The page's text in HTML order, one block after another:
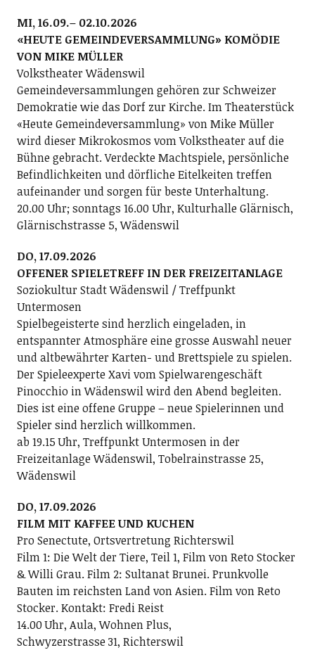
MI, 16.09.– 02.10.2026
«HEUTE GEMEINDEVERSAMMLUNG» KOMÖDIE
VON MIKE MÜLLER
Volkstheater Wädenswil
Gemeindeversammlungen gehören zur Schweizer
Demokratie wie das Dorf zur Kirche. Im Theaterstück
«Heute Gemeindeversammlung» von Mike Müller
wird dieser Mikrokosmos vom Volkstheater auf die
Bühne gebracht. Verdeckte Machtspiele, persönliche
Befindlichkeiten und dörfliche Eitelkeiten treffen
aufeinander und sorgen für beste Unterhaltung.
20.00 Uhr; sonntags 16.00 Uhr, Kulturhalle Glärnisch,
Glärnischstrasse 5, Wädenswil
DO, 17.09.2026
OFFENER SPIELETREFF IN DER FREIZEITANLAGE
Soziokultur Stadt Wädenswil / Treffpunkt
Untermosen
Spielbegeisterte sind herzlich eingeladen, in
entspannter Atmosphäre eine grosse Auswahl neuer
und altbewährter Karten- und Brettspiele zu spielen.
Der Spieleexperte Xavi vom Spielwarengeschäft
Pinocchio in Wädenswil wird den Abend begleiten.
Dies ist eine offene Gruppe – neue Spielerinnen und
Spieler sind herzlich willkommen.
ab 19.15 Uhr, Treffpunkt Untermosen in der
Freizeitanlage Wädenswil, Tobelrainstrasse 25,
Wädenswil
DO, 17.09.2026
FILM MIT KAFFEE UND KUCHEN
Pro Senectute, Ortsvertretung Richterswil
Film 1: Die Welt der Tiere, Teil 1, Film von Reto Stocker
& Willi Grau. Film 2: Sultanat Brunei. Prunkvolle
Bauten im reichsten Land von Asien. Film von Reto
Stocker. Kontakt: Fredi Reist
14.00 Uhr, Aula, Wohnen Plus,
Schwyzerstrasse 31, Richterswil